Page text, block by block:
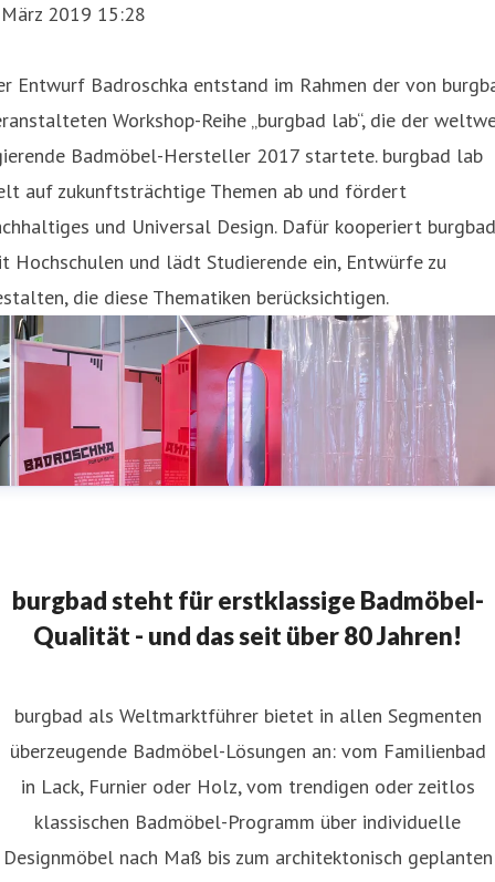
2019 15:28
Entwurf Badroschka entstand im Rahmen der von
Workshop-Reihe „burgbad lab“, die der
Badmöbel-Hersteller 2017 startete. burgbad lab
auf zukunftsträchtige Themen ab und fördert
und Universal Design. Dafür kooperiert burgbad
Hochschulen und lädt Studierende ein, Entwürfe zu
die diese Thematiken berücksichtigen.
burgbad steht für erstklassige Badmöbel-
Qualität - und das seit über 80 Jahren!
burgbad als Weltmarktführer bietet in allen Segmenten
überzeugende Badmöbel-Lösungen an: vom Familienbad
in Lack, Furnier oder Holz, vom trendigen oder zeitlos
klassischen Badmöbel-Programm über individuelle
Designmöbel nach Maß bis zum architektonisch geplanten